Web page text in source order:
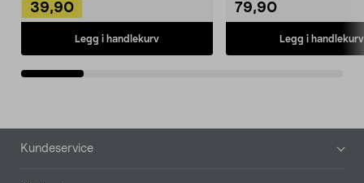
39,90
Legg i handlekurv
79,90
Legg i handlekurv
Bunntekst
Kundeservice